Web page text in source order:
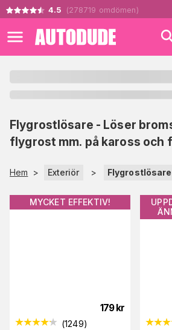
4.5 (278719 omdömen )
Flygrostlösare - Löser
flygrost mm. på kaross och
Hem > Exteriör > Flygrostlösare
MYCKET EFFEKTIV!
179 kr
(1249)